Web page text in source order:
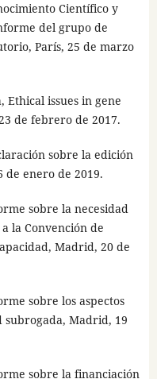
Científico y
del grupo de
París, 25 de marzo
Ethical issues in gene
de febrero de 2017.
sobre la edición
de enero de 2019.
sobre la necesidad
la Convención de
Madrid, 20 de
sobre los aspectos
Madrid, 19
sobre la financiación